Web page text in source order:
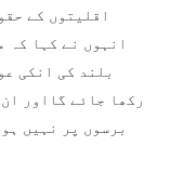
اقلیتوں کے
انہوں نے کہا کہ
بلند کی انکی
رکھا جائے گااور
برسوں پر نہیں